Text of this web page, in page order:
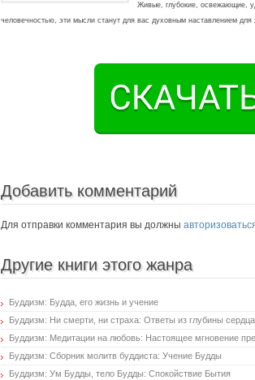
Живые, глубокие, освежающие,
человечностью, эти мысли станут для вас духовным наставлением
Добавить комментарий
Для отправки комментария вы должны
Другие книги этого жанра
Буддизм: Будда, его жизнь и учение
Буддизм: Ни смерти, ни страха: Ответы из глубины сердца
Буддизм: Медитации на любовь: Настоящее мгновение
Буддизм: Сборник молитв буддиста: Учение Будды
Буддизм: Ум Будды, тело Будды: Спокойствие Бытия